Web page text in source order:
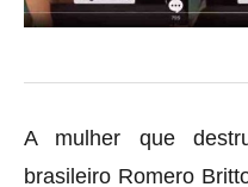
A mulher que
brasileiro Romero